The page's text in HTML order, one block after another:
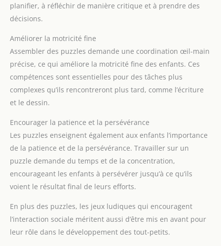
planifier, à réfléchir de manière critique et à prendre des
décisions.
Améliorer la motricité fine
Assembler des puzzles demande une coordination œil-main
précise, ce qui améliore la motricité fine des enfants. Ces
compétences sont essentielles pour des tâches plus
complexes qu’ils rencontreront plus tard, comme l’écriture
et le dessin.
Encourager la patience et la persévérance
Les puzzles enseignent également aux enfants l’importance
de la patience et de la persévérance. Travailler sur un
puzzle demande du temps et de la concentration,
encourageant les enfants à persévérer jusqu’à ce qu’ils
voient le résultat final de leurs efforts.
En plus des puzzles, les jeux ludiques qui encouragent
l’interaction sociale méritent aussi d’être mis en avant pour
leur rôle dans le développement des tout-petits.